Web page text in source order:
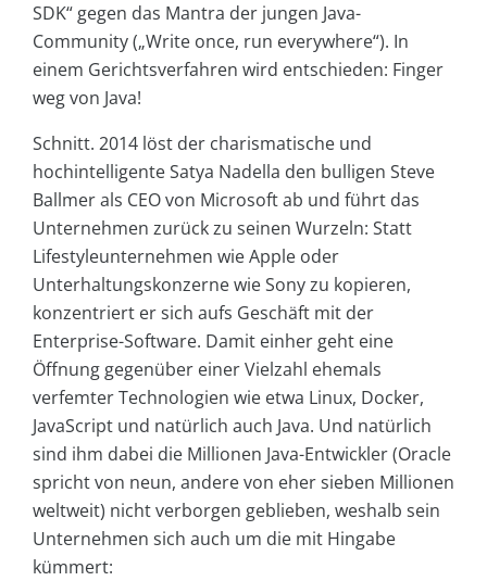
SDK“ gegen das Mantra der jungen Java-
Community („Write once, run everywhere“). In
einem Gerichtsverfahren wird entschieden: Finger
weg von Java!
Schnitt. 2014 löst der charismatische und
hochintelligente Satya Nadella den bulligen Steve
Ballmer als CEO von Microsoft ab und führt das
Unternehmen zurück zu seinen Wurzeln: Statt
Lifestyleunternehmen wie Apple oder
Unterhaltungskonzerne wie Sony zu kopieren,
konzentriert er sich aufs Geschäft mit der
Enterprise-Software. Damit einher geht eine
Öffnung gegenüber einer Vielzahl ehemals
verfemter Technologien wie etwa Linux, Docker,
JavaScript und natürlich auch Java. Und natürlich
sind ihm dabei die Millionen Java-Entwickler (Oracle
spricht von neun, andere von eher sieben Millionen
weltweit) nicht verborgen geblieben, weshalb sein
Unternehmen sich auch um die mit Hingabe
kümmert: